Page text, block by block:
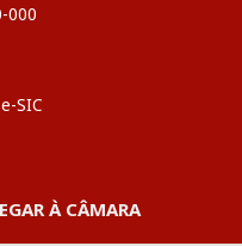
000
e-SIC
À CÂMARA